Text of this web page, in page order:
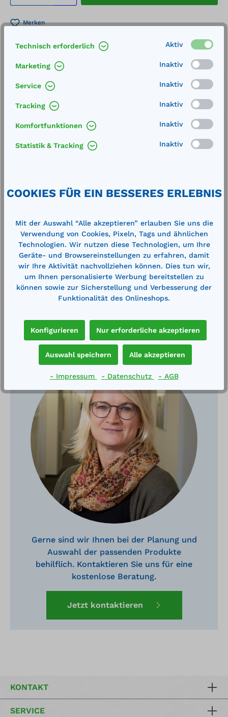
Merken
Artikel-Nummer: 712058
Service
Lieferung frei Haus
Zertifizierte Qualität
Auffangschale aus säurefestem Kunststoff, daher
chemikalien-, öl- und benzinbeständig integrierte
Technische Daten
Haben Sie Fragen?
Gerne sind wir Ihnen bei der Planung und
Auswahl der passenden Produkte
behilflich. Kontaktieren Sie uns für eine
kostenlose Beratung.
Jetzt kontaktieren
KONTAKT
SERVICE
Technisch erforderlich Aktiv
Marketing Inaktiv
Service Inaktiv
Tracking Inaktiv
Komfortfunktionen Inaktiv
Statistik & Tracking Inaktiv
COOKIES FÜR EIN BESSERES ERLEBNIS
Mit der Auswahl “Alle akzeptieren” erlauben Sie uns die
Verwendung von Cookies, Pixeln, Tags und ähnlichen
Technologien. Wir nutzen diese Technologien, um Ihre
Geräte- und Browsereinstellungen zu erfahren, damit
wir Ihre Aktivität nachvollziehen können. Dies tun wir,
um Ihnen personalisierte Werbung bereitstellen zu
können sowie zur Sicherstellung und Verbesserung der
Funktionalität des Onlineshops.
Konfigurieren Nur erforderliche akzeptieren
Auswahl speichern Alle akzeptieren
- Impressum - Datenschutz - AGB